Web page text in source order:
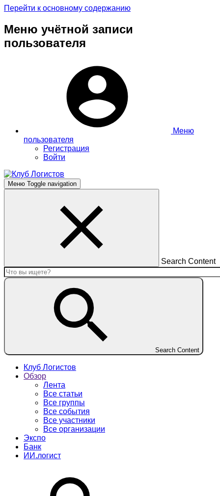
Перейти к основному содержанию
Меню учётной записи
пользователя
Меню
пользователя
Регистрация
Войти
Меню Toggle navigation
Search Content
Search Content
Клуб Логистов
Обзор
Лента
Все статьи
Все группы
Все события
Все участники
Все организации
Экспо
Банк
ИИ.логист